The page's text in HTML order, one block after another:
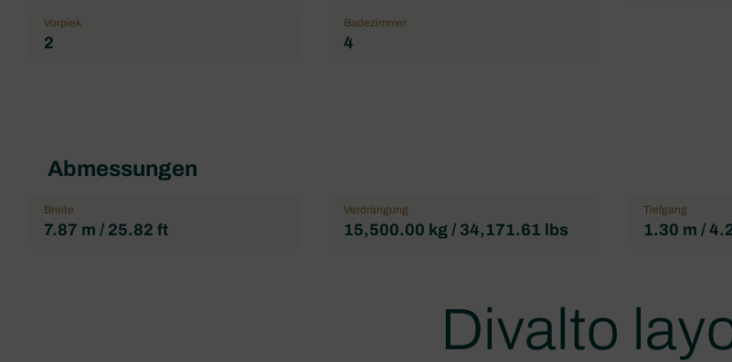
Vorpiek
2
Badezimmer
4
Abmessungen
Breite
7.87 m / 25.82 ft
Verdrängung
15,500.00 kg / 34,171.61 lbs
Tiefgang
1.30 m /
Divalto